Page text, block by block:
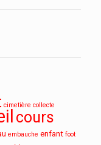
cimetière collecte
cours
embauche enfant foot